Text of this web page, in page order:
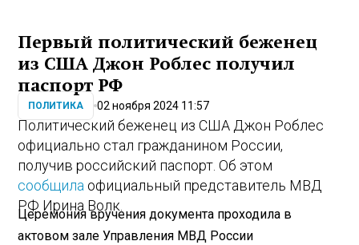
Первый политический беженец
из США Джон Роблес получил
паспорт РФ
ПОЛИТИКА 02 ноября 2024 11:57
Политический беженец из США Джон Роблес
официально стал гражданином России,
получив российский паспорт. Об этом
сообщила официальный представитель МВД
РФ Ирина Волк.
Церемония вручения документа проходила в
актовом зале Управления МВД России